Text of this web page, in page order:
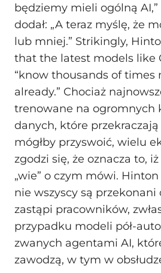
będziemy mieli ogólną
dodał: „A teraz myślę, że
lub mniej.” Strikingly,
that the latest models like
“know thousands of times
already.” Chociaż
trenowane na ogromnych
danych, które przekraczają
mógłby przyswoić, wielu
zgodzi się, że oznacza to,
„wie” o czym mówi.
nie wszyscy są przekonani
zastąpi pracowników,
przypadku modeli pół-
zwanych agentami AI,
zawodzą, w tym w